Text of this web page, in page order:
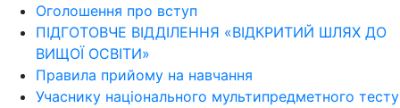
Оголошення про вступ
ПІДГОТОВЧЕ ВІДДІЛЕННЯ «ВІДКРИТИЙ ШЛЯХ ДО
ВИЩОЇ ОСВІТИ»
Правила прийому на навчання
Учаснику національного мультипредметного тесту